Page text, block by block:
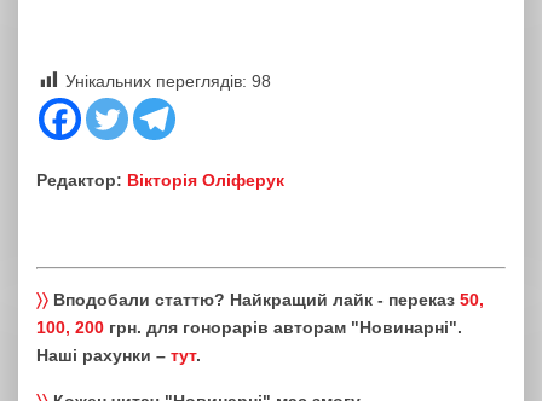
Унікальних переглядів: 98
Редактор: Вікторія Оліферук
〉〉 Вподобали статтю? Найкращий лайк - переказ 50,
100, 200 грн. для гонорарів авторам "Новинарні".
Наші рахунки – тут.